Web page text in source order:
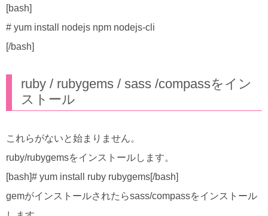
[bash]
# yum install nodejs npm nodejs-cli
[/bash]
ruby / rubygems / sass /compassをイン
ストール
これらがないと始まりません。
ruby/rubygemsをインストールします。
[bash]# yum install ruby rubygems[/bash]
gemがインストールされたらsass/compassをインストール